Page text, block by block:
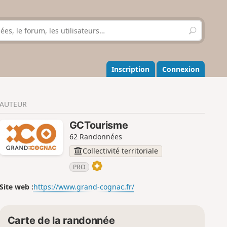
R
e
h
e
r
r
Inscription Connexion
AUTEUR
GCTourisme
62 Randonnées
Collectivité territoriale
PRO
Site web :https://www.grand-cognac.fr/
Carte de la randonnée